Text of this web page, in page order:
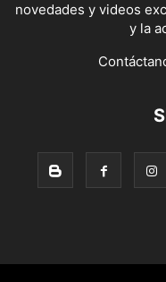
novedades y videos
y la